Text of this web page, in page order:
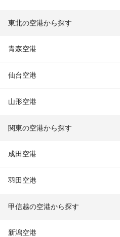
東北の空港から探す
青森空港
仙台空港
山形空港
関東の空港から探す
成田空港
羽田空港
甲信越の空港から探す
新潟空港